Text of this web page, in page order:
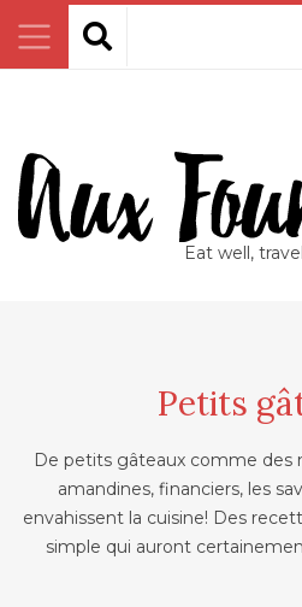
Eat well,
Petits
De petits gâteaux comme des
amandines, financiers, les
envahissent la cuisine! Des
simple qui auront